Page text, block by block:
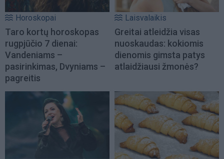
Horoskopai
Taro kortų horoskopas
rugpjūčio 7 dienai:
Vandeniams –
pasirinkimas, Dvyniams –
pagreitis
Laisvalaikis
Greitai atleidžia visas
nuoskaudas: kokiomis
dienomis gimsta patys
atlaidžiausi žmonės?